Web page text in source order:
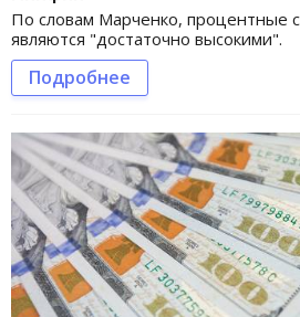
По словам Марченко, процентные
являются "достаточно высокими".
Подробнее